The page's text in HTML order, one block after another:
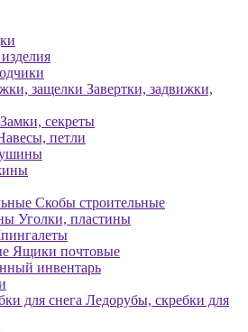
Завертки, задвижки,
Замки, секреты
петли
Скобы строительные
Уголки, пластины
Ящики почтовые
инвентарь
Ледорубы, скребки для